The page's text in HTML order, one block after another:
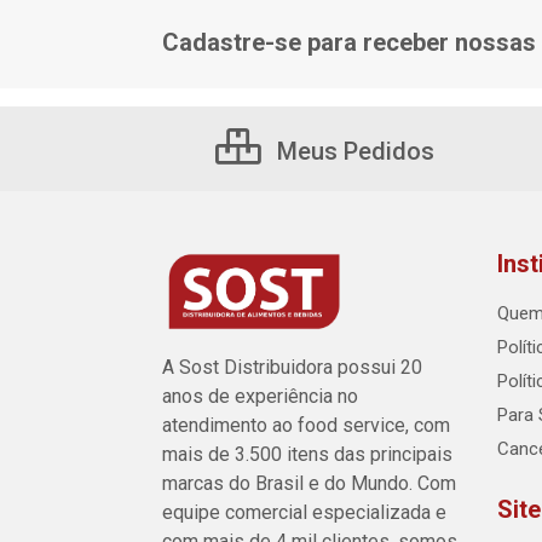
Cadastre-se para receber
Meus Pedidos
A Sost Distribuidora possui 20
anos de experiência no
atendimento ao food service, com
mais de 3.500 itens das principais
marcas do Brasil e do Mundo. Com
equipe comercial especializada e
Para